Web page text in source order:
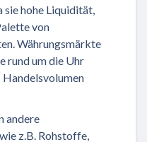
hohe Liquidität,
von
Währungsmärkte
rund um die Uhr
Handelsvolumen
andere
z.B. Rohstoffe,